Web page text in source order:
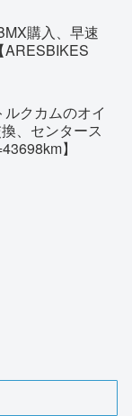
購入、早速
ARESBIKES
ルクカムのオイ
、センタース
】